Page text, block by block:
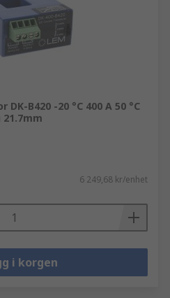
B420 -20 °C 400 A 50 °C
21.7mm
6 249,68 kr/enhet
i korgen